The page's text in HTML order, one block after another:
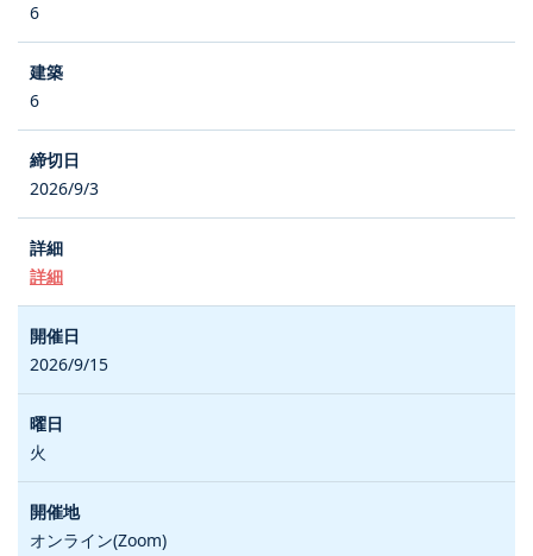
6
6
2026/9/3
詳細
2026/9/15
火
オンライン(Zoom)